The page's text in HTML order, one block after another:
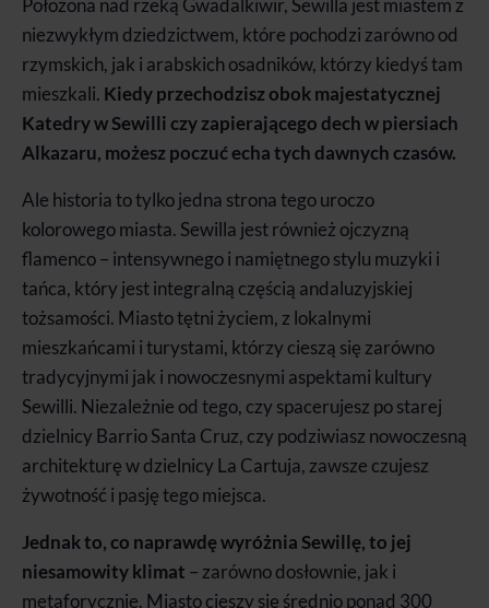
niezwykłym dziedzictwem, które pochodzi zarówno od
rzymskich, jak i arabskich osadników, którzy kiedyś tam
mieszkali. Kiedy przechodzisz obok majestatycznej
Katedry w Sewilli czy zapierającego dech w piersiach
Alkazaru, możesz poczuć echa tych dawnych czasów.
Ale historia to tylko jedna strona tego uroczo
kolorowego miasta. Sewilla jest również ojczyzną
flamenco – intensywnego i namiętnego stylu muzyki i
tańca, który jest integralną częścią andaluzyjskiej
tożsamości. Miasto tętni życiem, z lokalnymi
mieszkańcami i turystami, którzy cieszą się zarówno
tradycyjnymi jak i nowoczesnymi aspektami kultury
Sewilli. Niezależnie od tego, czy spacerujesz po starej
dzielnicy Barrio Santa Cruz, czy podziwiasz nowoczesną
architekturę w dzielnicy La Cartuja, zawsze czujesz
żywotność i pasję tego miejsca.
Jednak to, co naprawdę wyróżnia Sewillę, to jej
niesamowity klimat – zarówno dosłownie, jak i
metaforycznie. Miasto cieszy się średnio ponad 300